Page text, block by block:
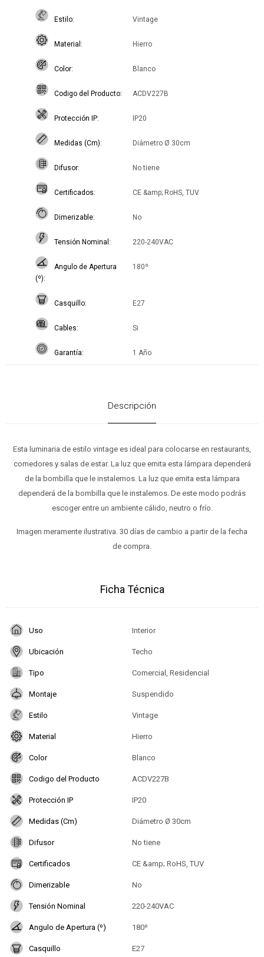
Estilo Vintage
Material Hierro
Color Blanco
Codigo del Producto ACDV227B
Protección IP IP20
Medidas (Cm) Diámetro Ø 30cm
Difusor No tiene
Certificados CE &amp; RoHS, TUV
Dimerizable No
Tensión Nominal 220-240VAC
Angulo de Apertura
(º)
180º
Casquillo E27
Cables Si
Garantía 1 Año
Descripción
Esta luminaria de estilo vintage es ideal para colocarse en restaurants,
comedores y salas de estar. La luz que emita esta lámpara dependerá
de la bombilla que le instalemos. La luz que emita esta lámpara
dependerá de la bombilla que le instalemos. De este modo podrás
escoger entre un ambiente cálido, neutro o frío.
Imagen meramente ilustrativa. 30 días de cambio a partir de la fecha
de compra.
Ficha Técnica
Uso Interior
Ubicación Techo
Tipo Comercial, Residencial
Montaje Suspendido
Estilo Vintage
Material Hierro
Color Blanco
Codigo del Producto ACDV227B
Protección IP IP20
Medidas (Cm) Diámetro Ø 30cm
Difusor No tiene
Certificados CE &amp; RoHS, TUV
Dimerizable No
Tensión Nominal 220-240VAC
Angulo de Apertura (º) 180º
Casquillo E27